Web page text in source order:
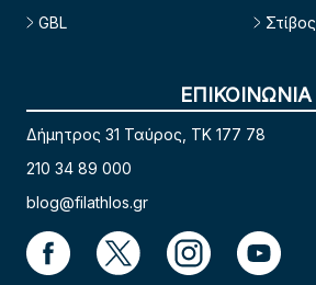
GBL
Στίβος
ΕΠΙΚΟΙΝΩΝΙΑ
Δήμητρος 31 Ταύρος, TK 177 78
210 34 89 000
blog@filathlos.gr